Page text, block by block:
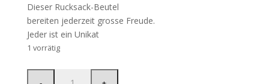
Dieser Rucksack-Beutel
bereiten jederzeit grosse Freude.
Jeder ist ein Unikat
1 vorrätig